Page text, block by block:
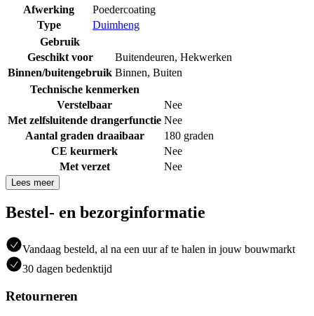
Afwerking
Poedercoating
Type
Duimheng
Gebruik
Geschikt voor
Buitendeuren, Hekwerken
Binnen/buitengebruik Binnen, Buiten
Technische kenmerken
Verstelbaar
Nee
Met zelfsluitende drangerfunctie Nee
Aantal graden draaibaar
180 graden
CE keurmerk
Nee
Met verzet
Nee
Lees meer
Bestel- en bezorginformatie
Vandaag besteld, al na een uur af te halen in jouw bouwmarkt
30 dagen bedenktijd
Retourneren